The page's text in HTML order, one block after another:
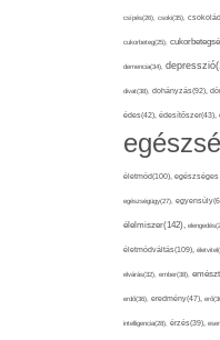
csípés(26), csoki(35),
cukorbeteg(25),
demencia(34),
divat(38), dohányzás(92),
édes(42), édesítőszer(43),
életmód(100), egészséges
egészségügy(27),
élelmiszer(142),
életmódváltás(109),
elvárás(32), ember(38),
erdő(36), eredmény(47),
intelligencia(28), érzés(39),